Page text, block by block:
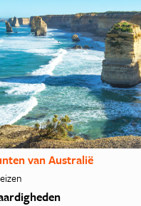
van Australië